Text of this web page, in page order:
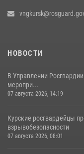
НОВОСТИ
В Управлении
меропри...
07 августа 2026, 14:19
Курские росгвардейцы
взрывобезопасности
07 августа 2026, 08:01